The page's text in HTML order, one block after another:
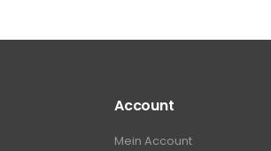
Account
Mein Account